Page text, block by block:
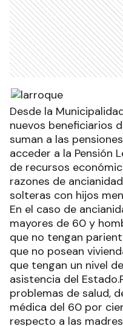
Desde la
nuevos beneficiarios
suman a las
acceder a la Pensión
de recursos
razones de
solteras con hijos
En el caso de
mayores de 60 y
que no tengan
que no posean
que tengan un nivel
asistencia del
problemas de salud,
médica del 60 por
respecto a las